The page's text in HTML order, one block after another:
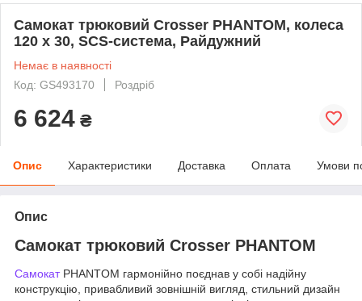
Самокат трюковий Crosser PHANTOM, колеса
120 х 30, SCS-система, Райдужний
Немає в наявності
Код: GS493170
Роздріб
6 624 ₴
Опис Характеристики Доставка Оплата Умови
Опис
Самокат трюковий Crosser PHANTOM
СамокатPHANTOM гармонійно поєднав у собі надійну
конструкцію, привабливий зовнішній вигляд, стильний дизайн